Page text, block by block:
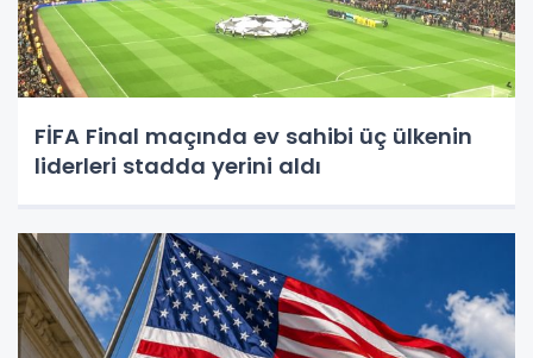
FİFA Final maçında ev sahibi üç ülkenin
liderleri stadda yerini aldı